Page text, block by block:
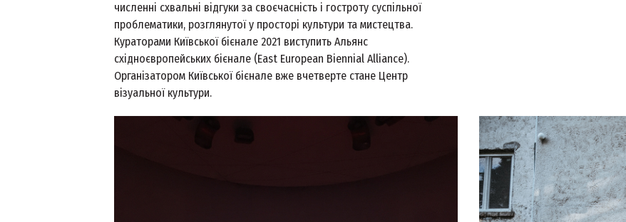
численні схвальні відгуки за своєчасність і гостроту суспільної
проблематики, розглянутої у просторі культури та мистецтва.
Кураторами Київської бієнале 2021 виступить Альянс
східноєвропейських бієнале (East European Biennial Alliance).
Організатором Київської бієнале вже вчетверте стане Центр
візуальної культури.